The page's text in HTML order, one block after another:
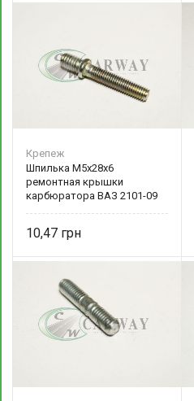
Крепеж
Шпилька М5х28х6
ремонтная крышки
карбюратора ВАЗ 2101-09
10,47